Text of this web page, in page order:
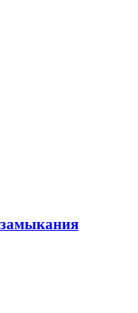
замыкания